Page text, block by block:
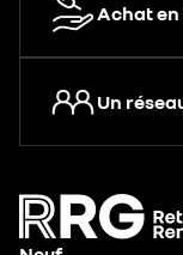
Achat en
Un